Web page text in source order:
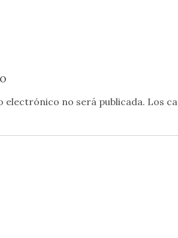
electrónico no será publicada. Los